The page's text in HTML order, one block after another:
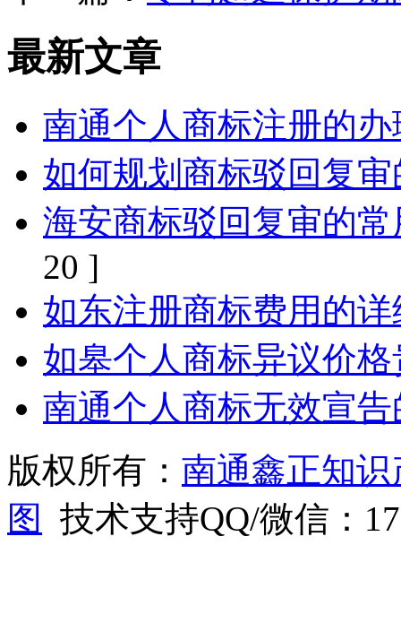
最新文章
南通个人商标注册的
如何规划商标驳回复
海安商标驳回复审的
20 ]
如东注册商标费用的
如皋个人商标异议价
南通个人商标无效宣
版权所有： 南通鑫正知
图
技术支持QQ/微信：